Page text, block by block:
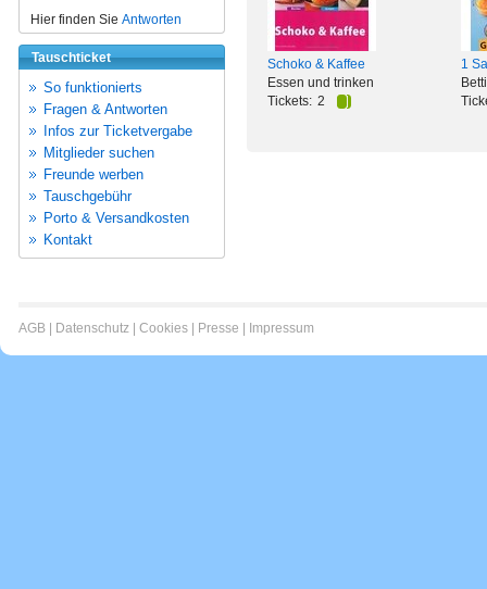
Hier finden Sie Antworten
Tauschticket
So funktionierts
Fragen & Antworten
Infos zur Ticketvergabe
Mitglieder suchen
Freunde werben
Tauschgebühr
Porto & Versandkosten
Kontakt
Schoko & Kaffee
Essen und trinken
Tickets: 2
1
AGB Datenschutz Cookies Presse Impressum